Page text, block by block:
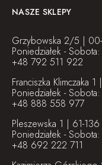
NASZE SKLEPY
Grzybowska 2/5 | 00-
Poniedziałek -
+48 792 511 922
Franciszka Klimczaka
Poniedziałek -
+48 888 558 977
Pleszewska 1 | 61-136
Poniedziałek -
+48 692 222 711